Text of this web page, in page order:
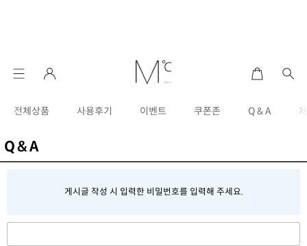
전체상품 사용후기 이벤트 쿠폰존 Q & A
Q & A
게시글 작성 시 입력한 비밀번호를 입력해 주세요.